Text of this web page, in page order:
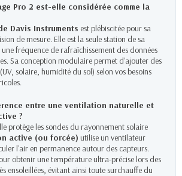
Pro 2 est-elle considérée comme la
Davis Instruments est plébiscitée pour sa
de mesure. Elle est la seule station de sa
fréquence de rafraîchissement des données
Sa conception modulaire permet d'ajouter des
solaire, humidité du sol) selon vos besoins
entre une ventilation naturelle et
?
protège les sondes du rayonnement solaire
active (ou forcée) utilise un ventilateur
l'air en permanence autour des capteurs.
obtenir une température ultra-précise lors des
ensoleillées, évitant ainsi toute surchauffe du